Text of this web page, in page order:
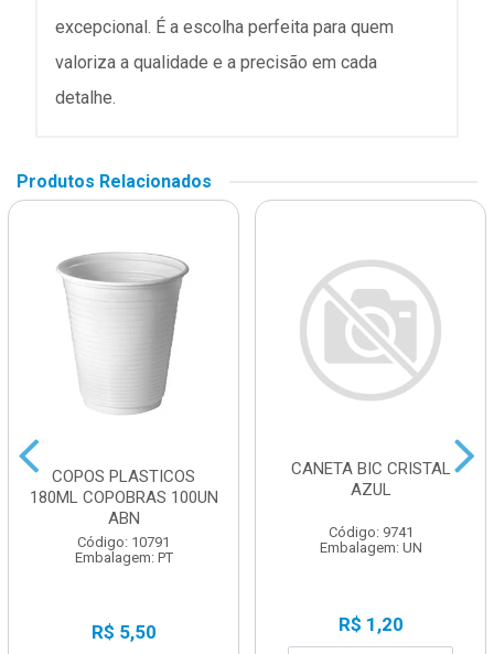
excepcional. É a escolha perfeita para quem
valoriza a qualidade e a precisão em cada
detalhe.
Produtos Relacionados
COPOS PLASTICOS
180ML COPOBRAS 100UN
ABN
Código: 10791
Embalagem: PT
R$ 5,50
CANETA BIC CRISTAL
AZUL
Código: 9741
Embalagem: UN
R$ 1,20